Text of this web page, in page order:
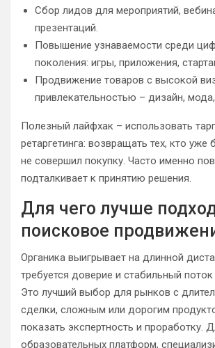
Сбор лидов для мероприятий,
презентаций.
Повышение узнаваемости среди
поколения: игры, приложения,
Продвижение товаров с высокой
привлекательностью – дизайн,
Полезный лайфхак – использовать
ретаргетинга: возвращать тех, кто уже
не совершил покупку. Часто именно
подталкивает к принятию решения.
Для чего лучше
поисковое
Органика выигрывает на длинной
требуется доверие и стабильный
Это лучший выбор для рынков с
сделки, сложным или дорогим
показать экспертность и проработку.
образовательных платформ,